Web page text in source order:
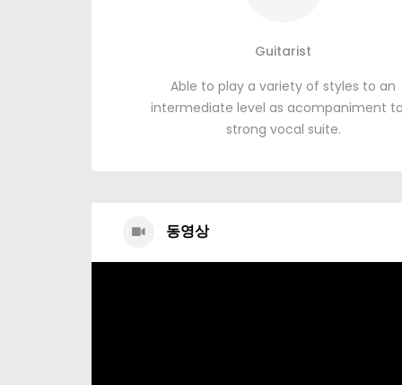
Guitarist
Able to play a variety of styles to an
intermediate level as acompaniment
strong vocal suite.
동영상